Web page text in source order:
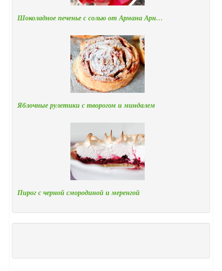
Шоколадное печенье с солью от Армана Арн…
Яблочные рулетики с творогом и миндалем
Пирог с черной смородиной и меренгой